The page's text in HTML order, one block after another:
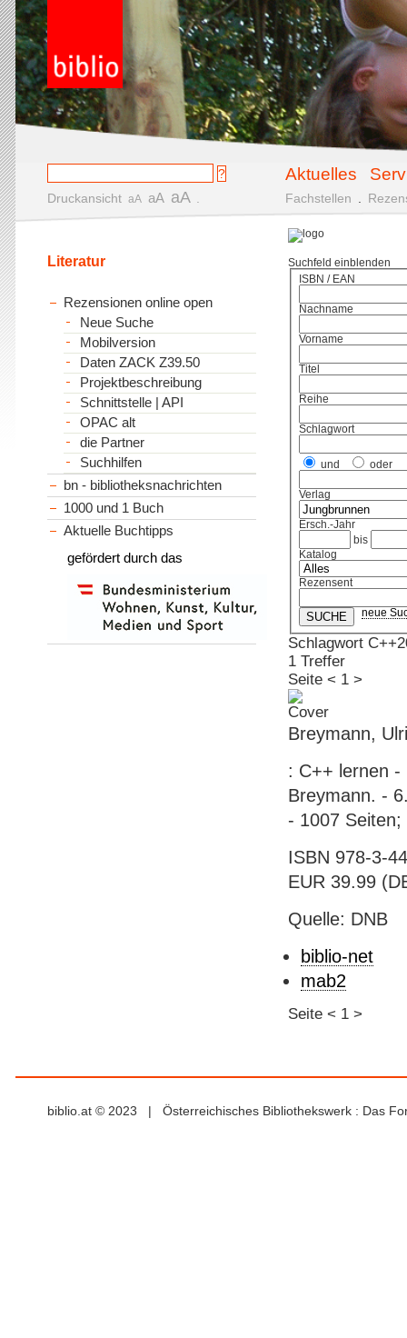
Aktuelles
Druckansicht aA aA aA Fachstellen
Suchfeld einblenden
ISBN / EAN
Nachname
Vorname
Titel
Reihe
Schlagwort
und oder
Verlag
Ersch.-Jahr
bis
Katalog
Rezensent
neue
Schlagwort
1 Treffer
Seite < 1 >
Breymann,
: C++ lernen -
Breymann. -
- 1007
ISBN 978-3-
EUR 39.99
Quelle: DNB
biblio-net
mab2
Seite < 1 >
Literatur
Rezensionen online open
Neue Suche
Mobilversion
Daten ZACK Z39.50
Projektbeschreibung
Schnittstelle | API
OPAC alt
die Partner
Suchhilfen
bn - bibliotheksnachrichten
1000 und 1 Buch
Aktuelle Buchtipps
gefördert durch das
biblio.at © 2023 | Österreichisches Bibliothekswerk : Das